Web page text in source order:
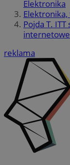
Elektronika
Pojda T.
internetowe
reklama